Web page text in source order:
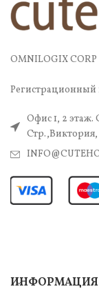
OMNILOGIX CORP
Регистрационный
Офис 1, 2 этаж.
ИНФОРМАЦИЯ